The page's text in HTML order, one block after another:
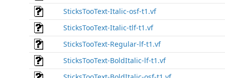
SticksTooText-Italic-osf-t1.vf
SticksTooText-Italic-tlf-t1.vf
SticksTooText-Regular-lf-t1.vf
SticksTooText-BoldItalic-lf-t1.vf